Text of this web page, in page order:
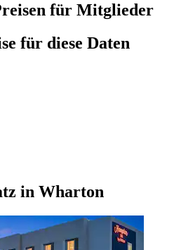
für Mitglieder
für diese Daten
in Wharton